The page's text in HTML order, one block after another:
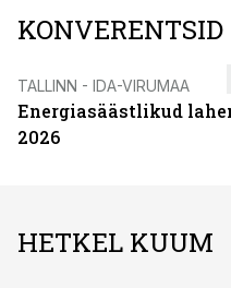
KONVERENTSID
TALLINN - IDA-VIRUMAA
Energiasäästlikud
2026
HETKEL KUUM